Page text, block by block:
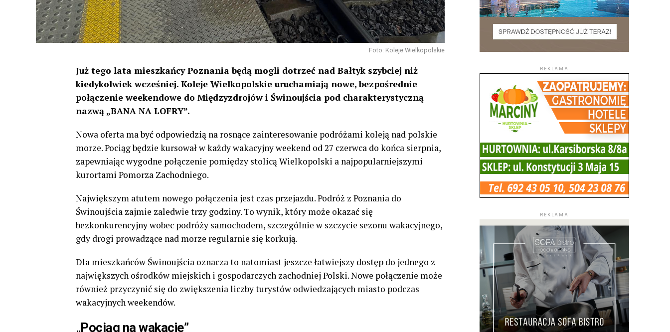
Foto: Koleje Wielkopolskie
Już tego lata mieszkańcy Poznania będą mogli dotrzeć nad Bałtyk szybciej niż
kiedykolwiek wcześniej. Koleje Wielkopolskie uruchamiają nowe, bezpośrednie
połączenie weekendowe do Międzyzdrojów i Świnoujścia pod charakterystyczną
nazwą „BANA NA LOFRY”.
Nowa oferta ma być odpowiedzią na rosnące zainteresowanie podróżami koleją nad polskie
morze. Pociąg będzie kursował w każdy wakacyjny weekend od 27 czerwca do końca sierpnia,
zapewniając wygodne połączenie pomiędzy stolicą Wielkopolski a najpopularniejszymi
kurortami Pomorza Zachodniego.
Największym atutem nowego połączenia jest czas przejazdu. Podróż z Poznania do
Świnoujścia zajmie zaledwie trzy godziny. To wynik, który może okazać się
bezkonkurencyjny wobec podróży samochodem, szczególnie w szczycie sezonu wakacyjnego,
gdy drogi prowadzące nad morze regularnie się korkują.
Dla mieszkańców Świnoujścia oznacza to natomiast jeszcze łatwiejszy dostęp do jednego z
największych ośrodków miejskich i gospodarczych zachodniej Polski. Nowe połączenie może
również przyczynić się do zwiększenia liczby turystów odwiedzających miasto podczas
wakacyjnych weekendów.
„Pociąg na wakacje”
REKLAMA
REKLAMA